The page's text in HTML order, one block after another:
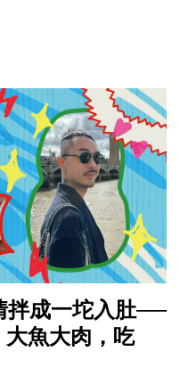
拌成一坨入肚──
魚大肉，吃